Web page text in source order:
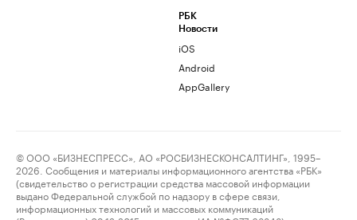
РБК
Новости
iOS
Android
AppGallery
© ООО «БИЗНЕСПРЕСС», АО «РОСБИЗНЕСКОНСАЛТИНГ», 1995–
2026. Сообщения и материалы информационного агентства «РБК»
(свидетельство о регистрации средства массовой информации
выдано Федеральной службой по надзору в сфере связи,
информационных технологий и массовых коммуникаций